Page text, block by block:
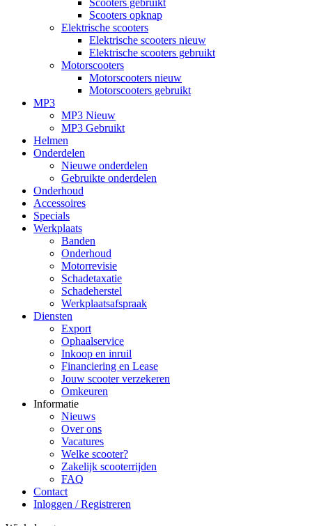
Scooters gebruikt
Scooters opknap
Elektrische scooters
Elektrische scooters nieuw
Elektrische scooters gebruikt
Motorscooters
Motorscooters nieuw
Motorscooters gebruikt
MP3
MP3 Nieuw
MP3 Gebruikt
Helmen
Onderdelen
Nieuwe onderdelen
Gebruikte onderdelen
Onderhoud
Accessoires
Specials
Werkplaats
Banden
Onderhoud
Motorrevisie
Schadetaxatie
Schadeherstel
Werkplaatsafspraak
Diensten
Export
Ophaalservice
Inkoop en inruil
Financiering en Lease
Jouw scooter verzekeren
Omkeuren
Informatie
Nieuws
Over ons
Vacatures
Welke scooter?
Zakelijk scooterrijden
FAQ
Contact
Inloggen / Registreren